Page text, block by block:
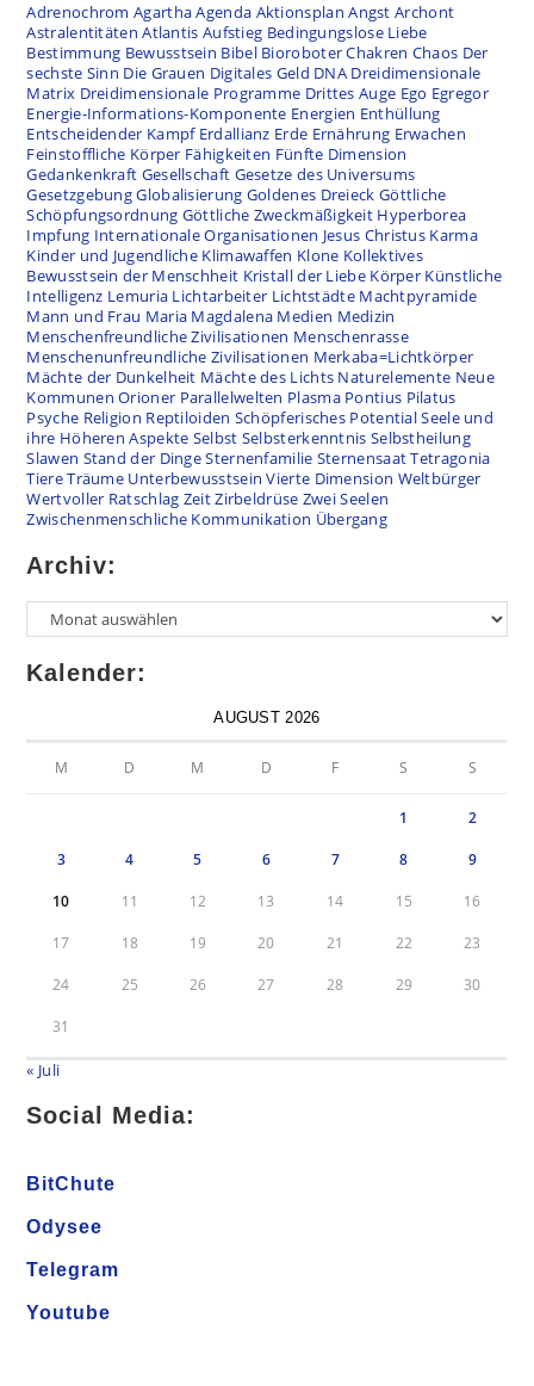
Adrenochrom AgarthaAgenda Aktionsplan Angst Archont
Astralentitäten Atlantis Aufstieg Bedingungslose Liebe
Bestimmung Bewusstsein Bibel BioroboterChakren Chaos Der
sechste Sinn Die Grauen Digitales Geld DNA Dreidimensionale
Matrix Dreidimensionale Programme Drittes Auge Ego Egregor
Energie-Informations-Komponente Energien Enthüllung
Entscheidender Kampf Erdallianz Erde Ernährung Erwachen
Feinstoffliche Körper Fähigkeiten Fünfte Dimension
Gedankenkraft Gesellschaft Gesetze des Universums
GesetzgebungGlobalisierung Goldenes Dreieck Göttliche
Schöpfungsordnung Göttliche Zweckmäßigkeit Hyperborea
Impfung Internationale Organisationen Jesus Christus Karma
Kinder und Jugendliche Klimawaffen Klone Kollektives
Bewusstsein der Menschheit Kristall der Liebe Körper Künstliche
Intelligenz Lemuria Lichtarbeiter Lichtstädte Machtpyramide
Mann und Frau Maria Magdalena Medien Medizin
Menschenfreundliche Zivilisationen Menschenrasse
Menschenunfreundliche Zivilisationen Merkaba=Lichtkörper
Mächte der Dunkelheit Mächte des Lichts Naturelemente Neue
Kommunen Orioner Parallelwelten Plasma Pontius Pilatus
Psyche Religion Reptiloiden Schöpferisches PotentialSeele und
ihre Höheren Aspekte Selbst Selbsterkenntnis Selbstheilung
Slawen Stand der DingeSternenfamilie SternensaatTetragonia
TiereTräume Unterbewusstsein Vierte Dimension Weltbürger
Wertvoller Ratschlag ZeitZirbeldrüse Zwei Seelen
Zwischenmenschliche Kommunikation Übergang
Archiv:
Kalender:
AUGUST 2026
M D M D F S S
1 2
3 4 5 6 7 8 9
10 11 12 13 14 15 16
17 18 19 20 21 22 23
24 25 26 27 28 29 30
31
« Juli
Social Media:
BitChute
Odysee
Telegram
Youtube